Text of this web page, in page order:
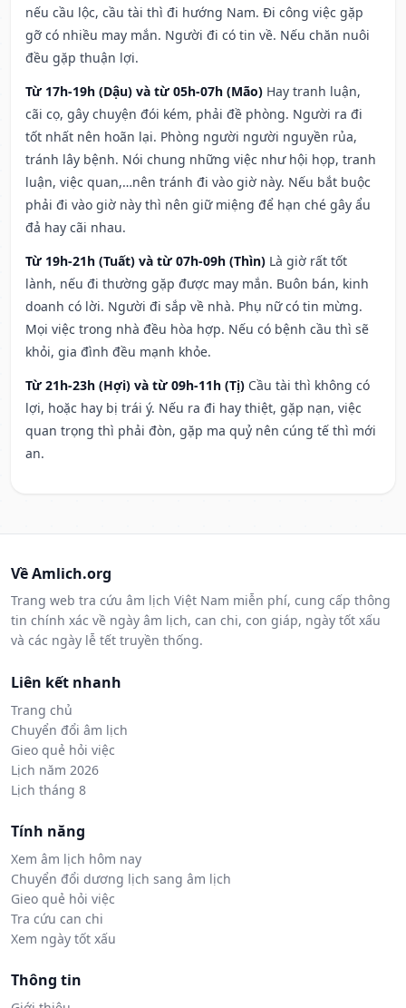
nếu cầu lộc, cầu tài thì đi hướng Nam. Đi công việc gặp
gỡ có nhiều may mắn. Người đi có tin về. Nếu chăn nuôi
đều gặp thuận lợi.
Từ 17h-19h (Dậu) và từ 05h-07h (Mão) Hay tranh luận,
cãi cọ, gây chuyện đói kém, phải đề phòng. Người ra đi
tốt nhất nên hoãn lại. Phòng người người nguyền rủa,
tránh lây bệnh. Nói chung những việc như hội họp, tranh
luận, việc quan,…nên tránh đi vào giờ này. Nếu bắt buộc
phải đi vào giờ này thì nên giữ miệng để hạn ché gây ẩu
đả hay cãi nhau.
Từ 19h-21h (Tuất) và từ 07h-09h (Thìn) Là giờ rất tốt
lành, nếu đi thường gặp được may mắn. Buôn bán, kinh
doanh có lời. Người đi sắp về nhà. Phụ nữ có tin mừng.
Mọi việc trong nhà đều hòa hợp. Nếu có bệnh cầu thì sẽ
khỏi, gia đình đều mạnh khỏe.
Từ 21h-23h (Hợi) và từ 09h-11h (Tị) Cầu tài thì không có
lợi, hoặc hay bị trái ý. Nếu ra đi hay thiệt, gặp nạn, việc
quan trọng thì phải đòn, gặp ma quỷ nên cúng tế thì mới
an.
Về Amlich.org
Trang web tra cứu âm lịch Việt Nam miễn phí, cung cấp thông
tin chính xác về ngày âm lịch, can chi, con giáp, ngày tốt xấu
và các ngày lễ tết truyền thống.
Liên kết nhanh
Trang chủ
Chuyển đổi âm lịch
Gieo quẻ hỏi việc
Lịch năm 2026
Lịch tháng 8
Tính năng
Xem âm lịch hôm nay
Chuyển đổi dương lịch sang âm lịch
Gieo quẻ hỏi việc
Tra cứu can chi
Xem ngày tốt xấu
Thông tin